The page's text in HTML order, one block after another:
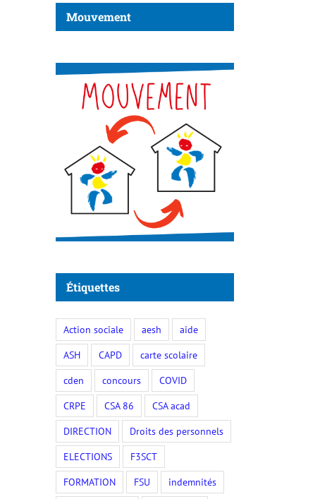
Mouvement
Étiquettes
Action sociale aesh
aide
ASH
CAPD
carte scolaire
cden
concours
COVID
CRPE
CSA 86
CSA acad
DIRECTION
Droits des personnels
ELECTIONS
F3SCT
FORMATION
FSU
indemnités